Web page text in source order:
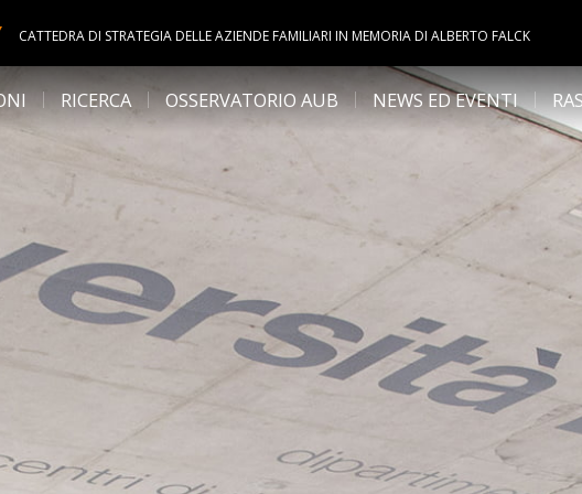
CATTEDRA DI STRATEGIA DELLE AZIENDE FAMILIARI IN MEMORIA DI ALBERTO FALCK
RICERCA OSSERVATORIO AUB NEWS ED EVENTI